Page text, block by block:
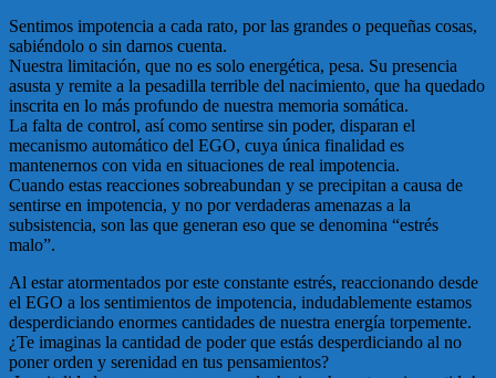
Sentimos impotencia a cada rato, por las grandes o pequeñas cosas,
sabiéndolo o sin darnos cuenta.
Nuestra limitación, que no es solo energética, pesa. Su presencia
asusta y remite a la pesadilla terrible del nacimiento, que ha quedado
inscrita en lo más profundo de nuestra memoria somática.
La falta de control, así como sentirse sin poder, disparan el
mecanismo automático del EGO, cuya única finalidad es
mantenernos con vida en situaciones de real impotencia.
Cuando estas reacciones sobreabundan y se precipitan a causa de
sentirse en impotencia, y no por verdaderas amenazas a la
subsistencia, son las que generan eso que se denomina “estrés
malo”.
Al estar atormentados por este constante estrés, reaccionando desde
el EGO a los sentimientos de impotencia, indudablemente estamos
desperdiciando enormes cantidades de nuestra energía torpemente.
¿Te imaginas la cantidad de poder que estás desperdiciando al no
poner orden y serenidad en tus pensamientos?